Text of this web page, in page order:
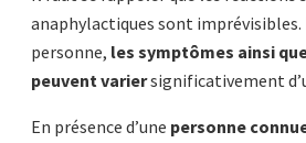
anaphylactiques sont imprévisibles.
personne, les symptômes ainsi
peuvent variersignificativement
En présence d’une personne